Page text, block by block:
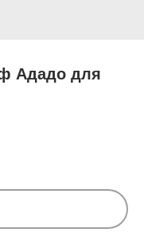
Ададо для